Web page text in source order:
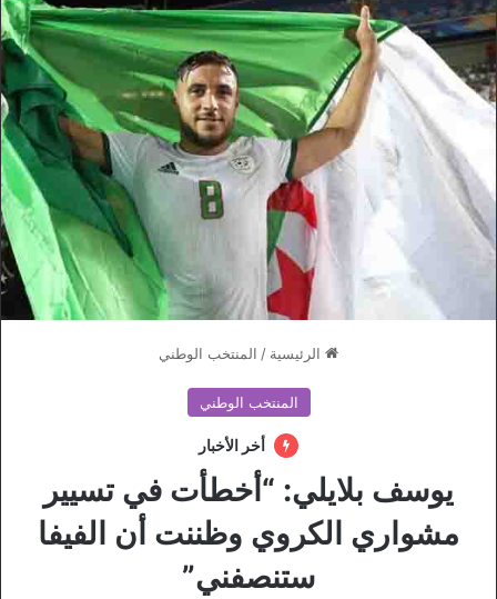
الرئيسية / المنتخب الوطني
المنتخب الوطني
أخر الأخبار
يوسف بلايلي: “أخطأت في تسيير
مشواري الكروي وظننت أن الفيفا
ستنصفني”